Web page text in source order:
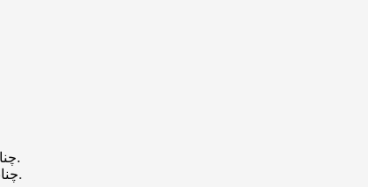
چنانچه از لینک سایر وبسایت ها و یا وبسایت خود در دیدگاه استفاده کرده باشید تایید نخواهد شد.
چنانچه در دیدگاه خود از شماره تماس، ایمیل و آیدی تلگرام استفاده کرده باشید تایید نخواهد شد.